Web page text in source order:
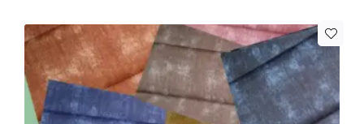
Dit
heeft
meerdere
variaties.